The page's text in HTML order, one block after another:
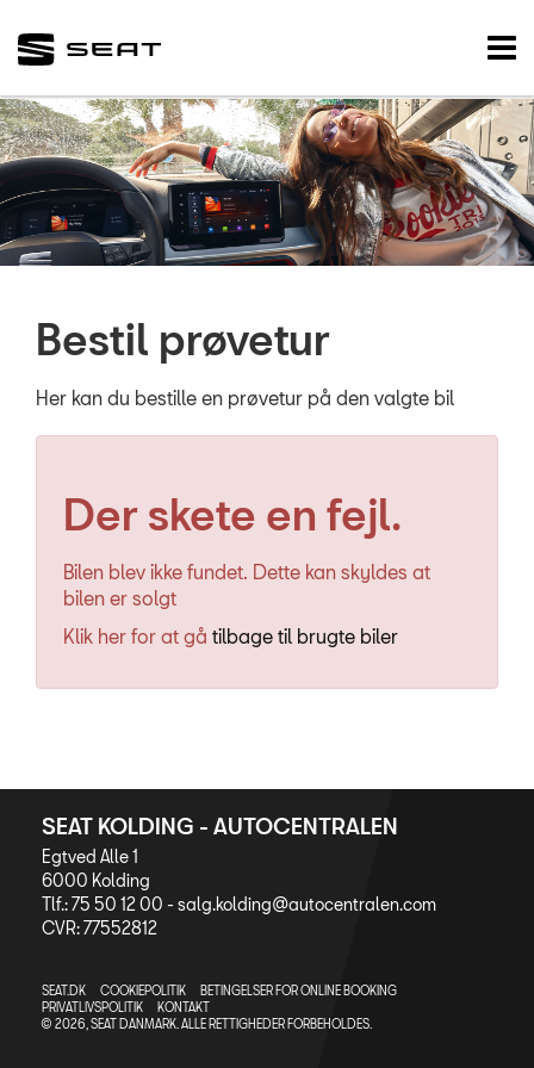
NYE BILER
BRUGTE BILER
VÆRKSTED
TILBEHØR
Bestil prøvetur
Her kan du bestille en prøvetur på den valgte bil
Der skete en fejl.
Bilen blev ikke fundet. Dette kan skyldes at
bilen er solgt
Klik her for at gå tilbage til brugte biler
SEAT KOLDING - AUTOCENTRALEN
Egtved Alle 1
6000 Kolding
Tlf.: 75 50 12 00 -salg.kolding@autocentralen.com
CVR: 77552812
SEAT.DK COOKIEPOLITIK
BETINGELSER FOR ONLINE BOOKING
PRIVATLIVSPOLITIK
KONTAKT
© 2026, SEAT DANMARK. ALLE RETTIGHEDER FORBEHOLDES.